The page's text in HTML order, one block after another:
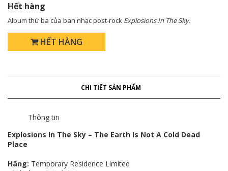
Hết hàng
Album thứ ba của ban nhạc post-rock Explosions In The Sky.
HẾT HÀNG
CHI TIẾT SẢN PHẨM
Thông tin
Explosions In The Sky – The Earth Is Not A Cold Dead
Place
Hãng: Temporary Residence Limited